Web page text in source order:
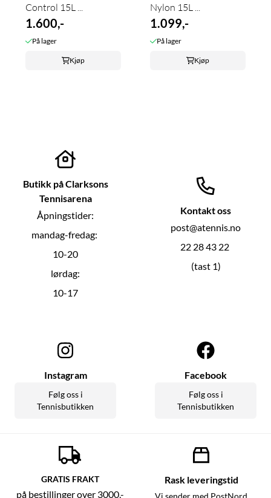
Control 15L ...
1.600,-
På lager
Kjøp
Nylon 15L ...
1.099,-
På lager
Kjøp
Butikk på Clarksons
Tennisarena
Åpningstider:
mandag-fredag:
10-20
lørdag:
10-17
Kontakt oss
post@atennis.no
22 28 43 22
(tast 1)
Instagram
Følg oss i
Tennisbutikken
Facebook
Følg oss i
Tennisbutikken
GRATIS FRAKT
på bestillinger over 3000,-
Rask leveringstid
Vi sender med PostNord